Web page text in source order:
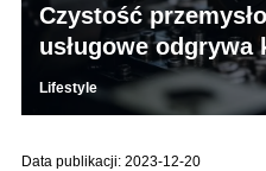
Czystość
usługowe odgrywa
Lifestyle
Data publikacji: 2023-12-20